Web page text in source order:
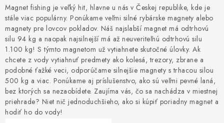
PRIEMYSELNÉ MAGNETY
OSTATNÉ MAGNETY
NEREZOVÉ MATERIÁLY
O nás Obchodné podmienky
Ochrana osobných údajov
Kontakt
Odstúpenie od zmluvy
Magnet fishing je veľký hit, hlavne u nás v Českej republike, kde je
stále viac populárny. Ponúkame veľmi silné rybárske magnety alebo
magnety pre lovcov pokladov. Náš najslabší magnet má odtrhovú
silu 94 kg a naopak najsilnejší má až neuveriteľnú odtrhovú silu
1.100 kg! S týmto magnetom už vytiahnete skutočné úlovky. Ak
chcete z vody vytiahnuť predmety ako kolesá, trezory, zbrane a
podobné ťažké veci, odporúčame silnejšie magnety s trhacou silou
500 kg a viac. Ponúkame aj príslušenstvo, ako sú veľmi pevné laná,
bez ktorých sa nezaobídete. Zaujíma vás, čo sa nachádza v miestnej
priehrade? Niet nič jednoduchšieho, ako si kúpiť poriadny magnet a
hodiť ho do vody!